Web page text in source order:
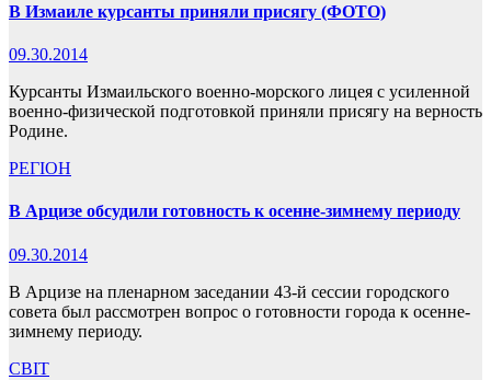
В Измаиле курсанты приняли присягу (ФОТО)
09.30.2014
Курсанты Измаильского военно-морского лицея с усиленной
военно-физической подготовкой приняли присягу на верность
Родине.
РЕГІОН
В Арцизе обсудили готовность к осенне-зимнему периоду
09.30.2014
В Арцизе на пленарном заседании 43-й сессии городского
совета был рассмотрен вопрос о готовности города к осенне-
зимнему периоду.
СВІТ